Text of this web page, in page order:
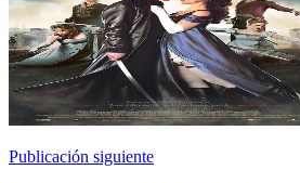
Publicación siguiente